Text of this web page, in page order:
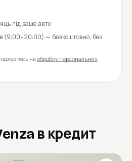
під ваше авто
(9:00–20:00) — безкоштовно, без
на обробку персональних
в кредит